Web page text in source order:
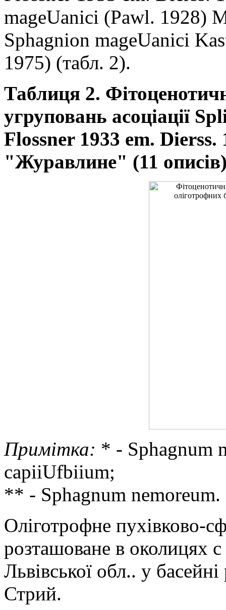
mageUanici (Pawl. 1928)
Sphagnion mageUanici
1975) (табл. 2).
Таблиця 2.
угруповань асоціації
Flossner 1933 em. Dierss.
"Журавлине" (11
Примітка: * - Sphagnum
capiiUfbiium;
** - Sphagnum
Оліготрофне пухівково-
розташоване в околицях
Львівської обл.. у
Стрий.